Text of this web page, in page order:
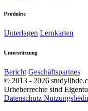
Produkte
Unterlagen Lernkarten
Unterstützung
Bericht Geschäftspartnes
© 2013 - 2026
Urheberrechte sind
Datenschutz